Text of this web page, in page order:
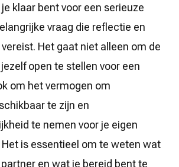
klaar bent voor een serieuze
vraag die reflectie en
Het gaat niet alleen om de
open te stellen voor een
om het vermogen om
te zijn en
te nemen voor je eigen
Het is essentieel om te weten wat
en wat je bereid bent te